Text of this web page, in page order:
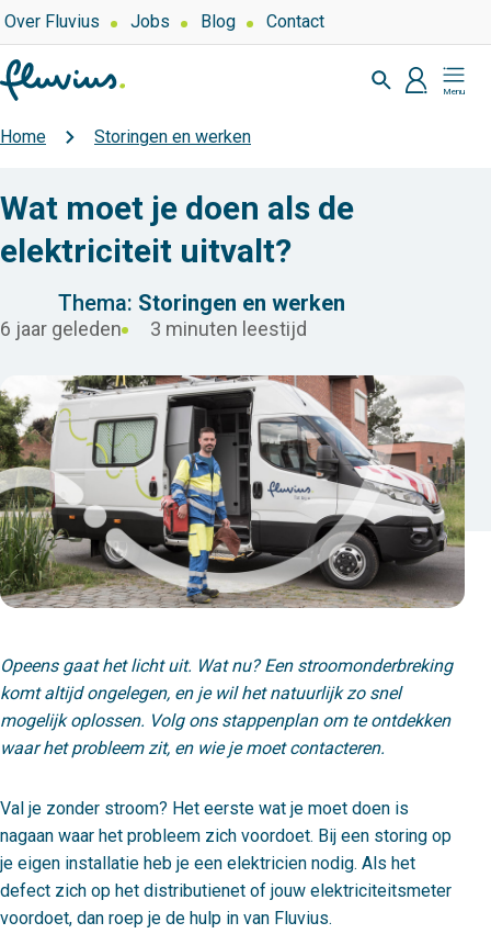
Overslaan
en
naar
de
inhoud
Top
navigation
Over Fluvius Jobs Blog Contact
Zoeken
profiel
Mijn
Kruimelpad
Home Storingen en werken
Wat moet je doen als de
elektriciteit uitvalt?
Thema: Storingen en werken
6 jaar geleden 3 minuten leestijd
Opeens gaat het licht uit. Wat nu? Een stroomonderbreking
komt altijd ongelegen, en je wil het natuurlijk zo snel
mogelijk oplossen. Volg ons stappenplan om te ontdekken
waar het probleem zit, en wie je moet contacteren.
Val je zonder stroom? Het eerste wat je moet doen is
nagaan waar het probleem zich voordoet. Bij een storing op
je eigen installatie heb je een elektricien nodig. Als het
defect zich op het distributienet of jouw elektriciteitsmeter
voordoet, dan roep je de hulp in van Fluvius.